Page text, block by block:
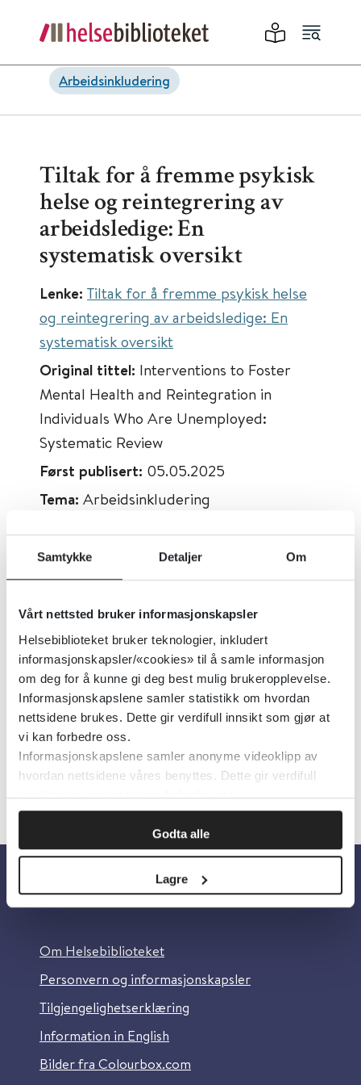
Samtykke Detaljer Om
Vårt nettsted bruker informasjonskapsler
Helsebiblioteket bruker teknologier, inkludert
informasjonskapsler/«cookies» til å samle informasjon
om deg for å kunne gi deg best mulig brukeropplevelse.
Informasjonskapslene samler statistikk om hvordan
nettsidene brukes. Dette gir verdifull innsikt som gjør at
vi kan forbedre oss.
Informasjonskapslene samler anonyme videoklipp av
hvordan nettsidene våres benyttes. Dette gir verdifull
innsikt som gjør at vi kan forbedre oss.
Godta alle
Lagre
Arbeidsinkludering
Tiltak for å fremme psykisk
helse og reintegrering av
arbeidsledige: En
systematisk oversikt
Lenke: Tiltak for å fremme psykisk helse
og reintegrering av arbeidsledige: En
systematisk oversikt
Original tittel: Interventions to Foster
Mental Health and Reintegration in
Individuals Who Are Unemployed:
Systematic Review
Først publisert: 05.05.2025
Tema: Arbeidsinkludering
employment, Arbeidsledighet,
Inntektssikring, Tilbakeføring til
Oppsummert forskning
Utgiver:JMIR Public Health &
Surveillance
Språk:Engelsk
Om oss
Om Helsebiblioteket
Personvern og informasjonskapsler
Tilgjengelighetserklæring
Information in English
Bilder fra Colourbox.com